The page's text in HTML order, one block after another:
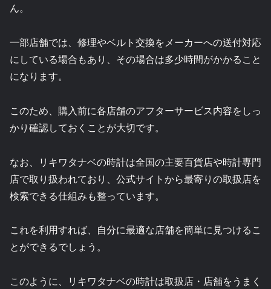
ん。
一部店舗では、修理やベルト交換をメーカーへの送付対応
にしている場合もあり、その場合は多少時間がかかること
になります。
このため、購入前に各店舗のアフターサービス内容をしっ
かり確認しておくことが大切です。
なお、リキワタナベの時計は全国の主要百貨店や時計専門
店で取り扱われており、公式サイトから最寄りの取扱店を
検索できる仕組みも整っています。
これを利用すれば、自分に最適な店舗を簡単に見つけるこ
とができるでしょう。
このように、リキワタナベの時計は取扱店・店舗をうまく